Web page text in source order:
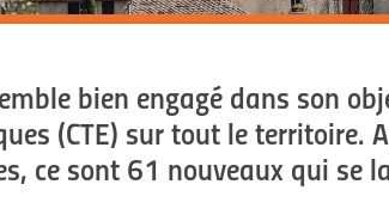
bien engagé dans son
(CTE) sur tout le territoire.
ce sont 61 nouveaux qui se